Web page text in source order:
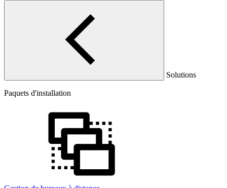
Solutions
Paquets d'installation